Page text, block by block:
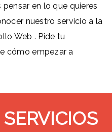
en lo que quieres
nuestro servicio a la
Web . Pide tu
cómo empezar a
SERVICIOS